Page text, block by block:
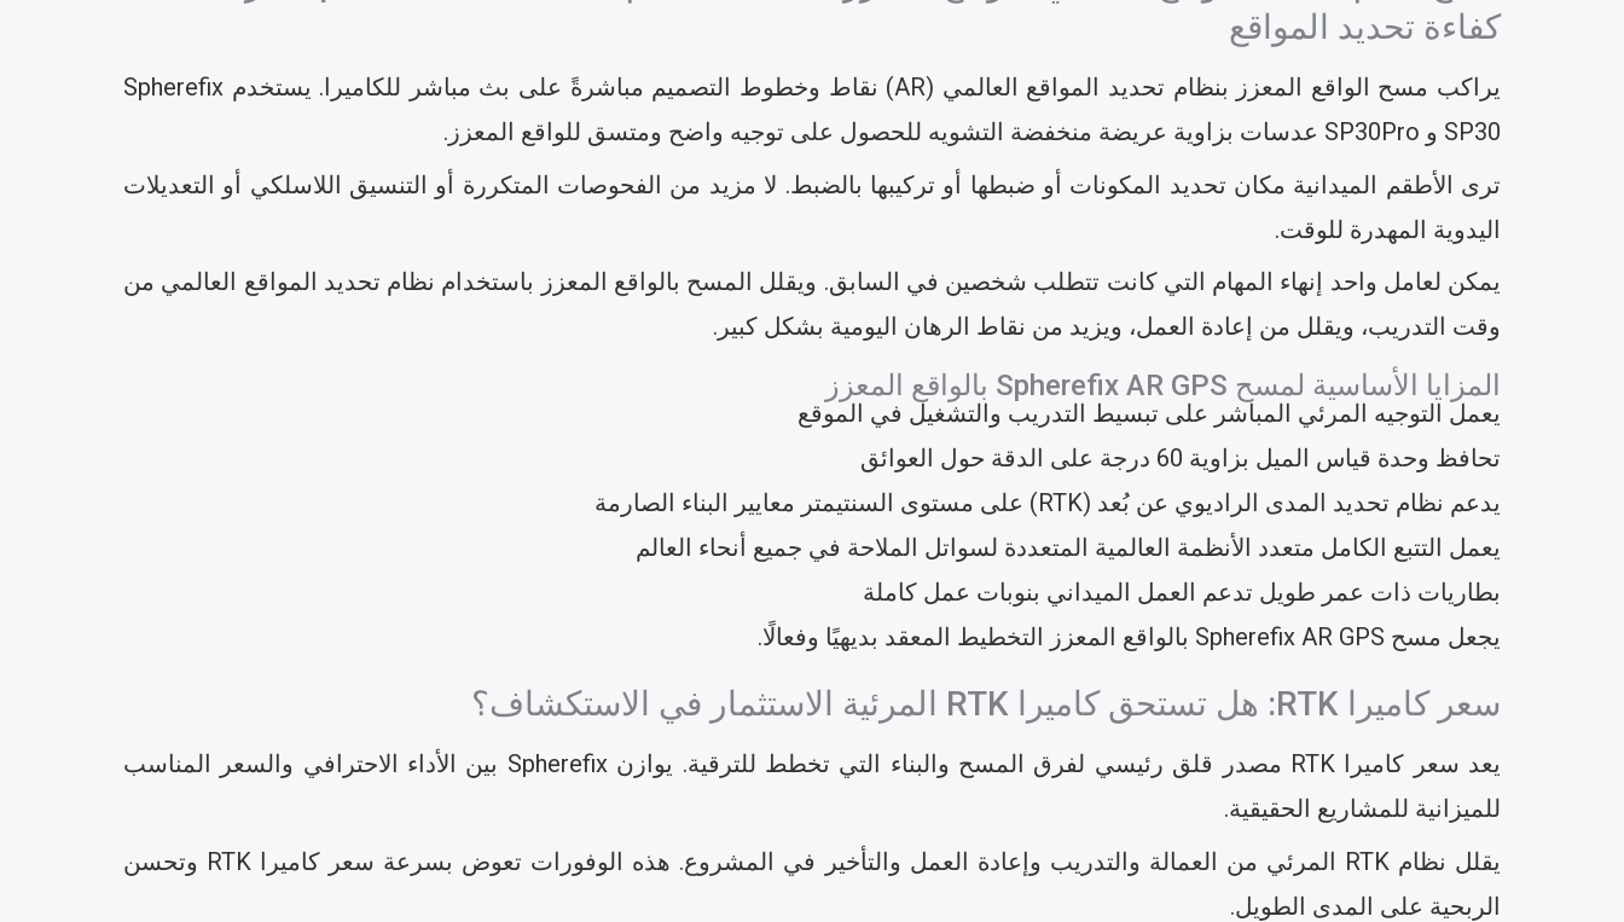
كفاءة تحديد المواقع
يراكب مسح الواقع المعزز بنظام تحديد المواقع العالمي (AR) نقاط وخطوط التصميم مباشرةً على بث مباشر للكاميرا. يستخدم Spherefix
SP30 و SP30Pro عدسات بزاوية عريضة منخفضة التشويه للحصول على توجيه واضح ومتسق للواقع المعزز.
ترى الأطقم الميدانية مكان تحديد المكونات أو ضبطها أو تركيبها بالضبط. لا مزيد من الفحوصات المتكررة أو التنسيق اللاسلكي أو التعديلات
اليدوية المهدرة للوقت.
يمكن لعامل واحد إنهاء المهام التي كانت تتطلب شخصين في السابق. ويقلل المسح بالواقع المعزز باستخدام نظام تحديد المواقع العالمي من
وقت التدريب، ويقلل من إعادة العمل، ويزيد من نقاط الرهان اليومية بشكل كبير.
المزايا الأساسية لمسح Spherefix AR GPS بالواقع المعزز
يعمل التوجيه المرئي المباشر على تبسيط التدريب والتشغيل في الموقع
تحافظ وحدة قياس الميل بزاوية 60 درجة على الدقة حول العوائق
يدعم نظام تحديد المدى الراديوي عن بُعد (RTK) على مستوى السنتيمتر معايير البناء الصارمة
يعمل التتبع الكامل متعدد الأنظمة العالمية المتعددة لسواتل الملاحة في جميع أنحاء العالم
بطاريات ذات عمر طويل تدعم العمل الميداني بنوبات عمل كاملة
يجعل مسح Spherefix AR GPS بالواقع المعزز التخطيط المعقد بديهيًا وفعالًا.
سعر كاميرا RTK: هل تستحق كاميرا RTK المرئية الاستثمار في الاستكشاف؟
يعد سعر كاميرا RTK مصدر قلق رئيسي لفرق المسح والبناء التي تخطط للترقية. يوازن Spherefix بين الأداء الاحترافي والسعر المناسب
للميزانية للمشاريع الحقيقية.
يقلل نظام RTK المرئي من العمالة والتدريب وإعادة العمل والتأخير في المشروع. هذه الوفورات تعوض بسرعة سعر كاميرا RTK وتحسن
الربحية على المدى الطويل.